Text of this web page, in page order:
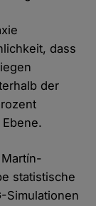
dass
der
statistische
Simulationen